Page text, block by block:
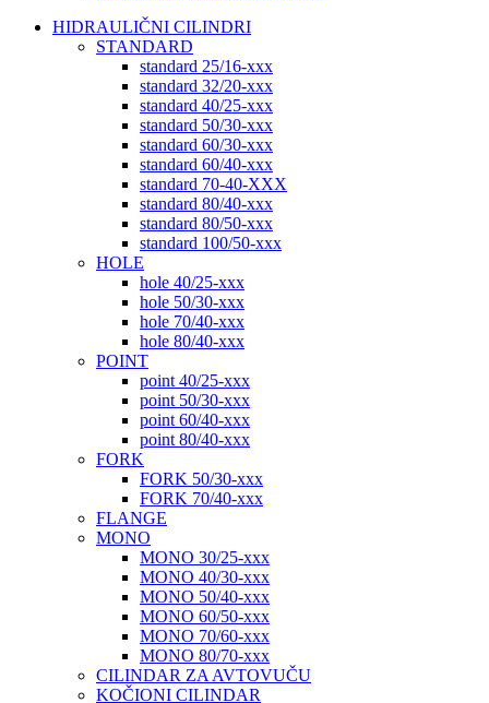
HIDRAULIČNI CILINDRI
STANDARD
standard 25/16-xxx
standard 32/20-xxx
standard 40/25-xxx
standard 50/30-xxx
standard 60/30-xxx
standard 60/40-xxx
standard 70-40-XXX
standard 80/40-xxx
standard 80/50-xxx
standard 100/50-xxx
HOLE
hole 40/25-xxx
hole 50/30-xxx
hole 70/40-xxx
hole 80/40-xxx
POINT
point 40/25-xxx
point 50/30-xxx
point 60/40-xxx
point 80/40-xxx
FORK
FORK 50/30-xxx
FORK 70/40-xxx
FLANGE
MONO
MONO 30/25-xxx
MONO 40/30-xxx
MONO 50/40-xxx
MONO 60/50-xxx
MONO 70/60-xxx
MONO 80/70-xxx
CILINDAR ZA AVTOVUČU
KOČIONI CILINDAR